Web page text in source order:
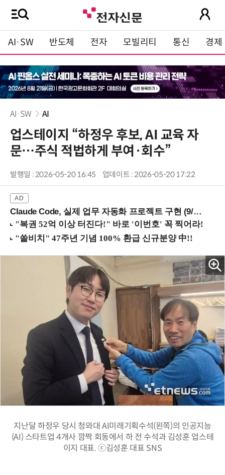
AI·SW 반도체 전자 모빌리티 통신 경제
AI·SW AI
업스테이지 “하정우 후보, AI 교육 자
문…주식 적법하게 부여·회수”
발행일 : 2026-05-20 16:45 업데이트 : 2026-05-20 17:22
Claude Code, 실제 업무 자동화 프로젝트 구현 (9/16 ~17 강남역)
지난달 하정우 당시 청와대 AI미래기획수석(왼쪽)의 인공지능
(AI) 스타트업 4개사 깜짝 회동에서 하 전 수석과 김성훈 업스테
이지 대표. ⓒ김성훈 대표 SNS